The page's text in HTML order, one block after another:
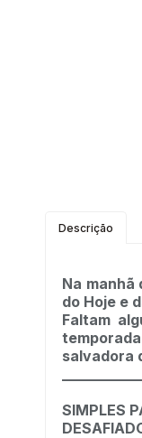
Descrição
Na
do Hoje e
Faltam
salvadora
SIMPLES